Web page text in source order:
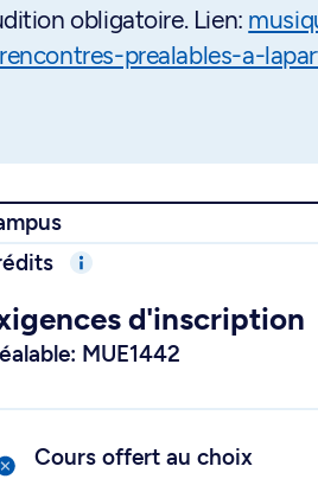
obligatoire. Lien:
prealables-a-
d'inscription
MUE1442
Cours offert au choix